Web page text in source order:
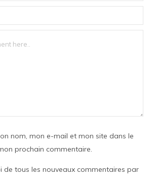
nom, mon e-mail et mon site dans le
prochain commentaire.
de tous les nouveaux commentaires par